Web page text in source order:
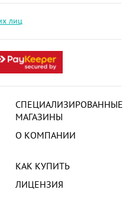
СПЕЦИАЛИЗИРОВАННЫЕ
МАГАЗИНЫ
О КОМПАНИИ
КАК КУПИТЬ
ЛИЦЕНЗИЯ
лиц